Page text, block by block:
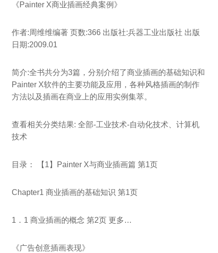
《Painter X商业插画经典案例》
作者:周维维编著 页数:366 出版社:兵器工业出版社 出版
日期:2009.01
简介:全书共分为3篇，分别介绍了商业插画的基础知识和
Painter X软件的主要功能及应用，各种风格插画的制作
方法以及插画在商业上的应用实例集萃。
查看相关分类结果: 全部-工业技术-自动化技术、计算机
技术
目录： 【1】Painter X与商业插画篇 第1页
Chapter1 商业插画的基础知识 第1页
1．1 商业插画的概念 第2页 更多…
《广告创意插画表现》